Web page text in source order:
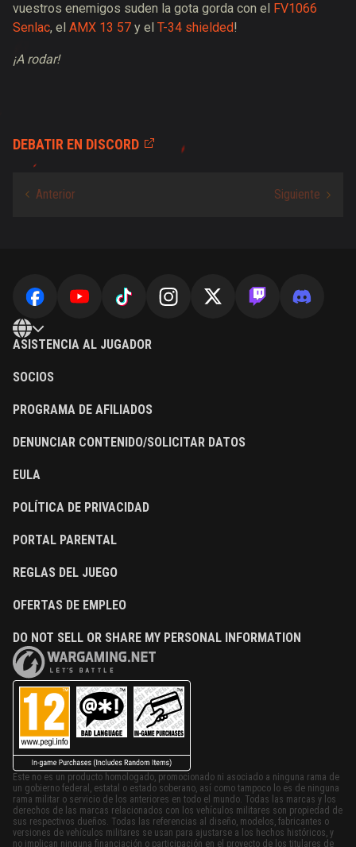
vuestros enemigos suden la gota gorda con el
FV1066
Senlac, el AMX 13 57 y el T-34 shielded!
¡A rodar!
DEBATIR EN DISCORD
ASISTENCIA AL JUGADOR
SOCIOS
PROGRAMA DE AFILIADOS
DENUNCIAR CONTENIDO/SOLICITAR DATOS
EULA
POLÍTICA DE PRIVACIDAD
PORTAL PARENTAL
REGLAS DEL JUEGO
OFERTAS DE EMPLEO
DO NOT SELL OR SHARE MY PERSONAL INFORMATION
Este no es un producto homologado, promocionado ni asociado a ninguna rama de
un gobierno federal, estatal o estado soberano, así como tampoco lo es de ninguna
rama militar o servicio de los anteriores en todo el mundo. Todas las marcas y los
derechos de las marcas relacionados con los vehículos militares son propiedad de
sus respectivos dueños. Todas las referencias al diseño, modelos, fabricantes o
versiones de vehículos militares se usan para ajustarse a los hechos históricos, y
no implican ninguna financiación o participación en el proyecto de los titulares de